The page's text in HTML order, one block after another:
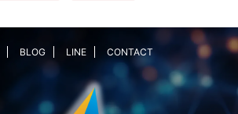
BLOG LINE CONTACT